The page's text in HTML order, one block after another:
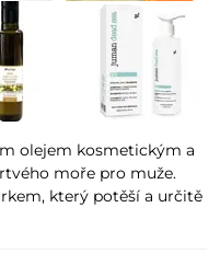
olejem kosmetickým a
moře pro muže.
který potěší a určitě